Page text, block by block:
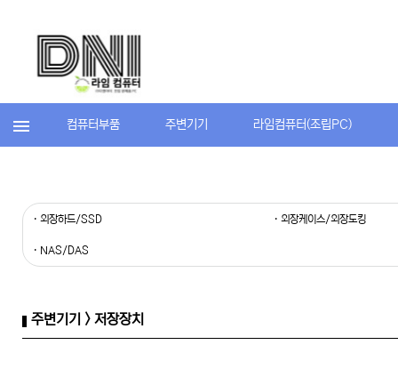
컴퓨터부품 주변기기 라임컴퓨터(조립PC)
· 외장하드/SSD · 외장케이스/외장도킹
· NAS/DAS
주변기기 > 저장장치